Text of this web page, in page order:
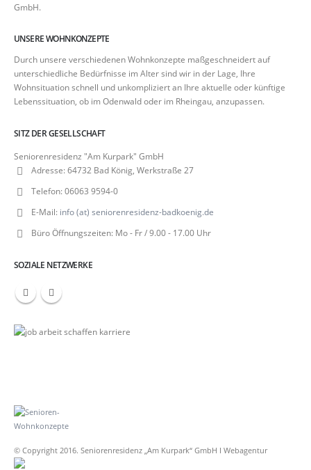
GmbH.
UNSERE WOHNKONZEPTE
Durch unsere verschiedenen Wohnkonzepte maßgeschneidert auf
unterschiedliche Bedürfnisse im Alter sind wir in der Lage, Ihre
Wohnsituation schnell und unkompliziert an Ihre aktuelle oder künftige
Lebenssituation, ob im Odenwald oder im Rheingau, anzupassen.
SITZ DER GESELLSCHAFT
Seniorenresidenz "Am Kurpark" GmbH
Adresse:64732 Bad König, Werkstraße 27
Telefon:06063 9594-0
E-Mail: info (at) seniorenresidenz-badkoenig.de
Büro Öffnungszeiten: Mo - Fr / 9.00 - 17.00 Uhr
SOZIALE NETZWERKE
© Copyright 2016. Seniorenresidenz „Am Kurpark“ GmbH I Webagentur